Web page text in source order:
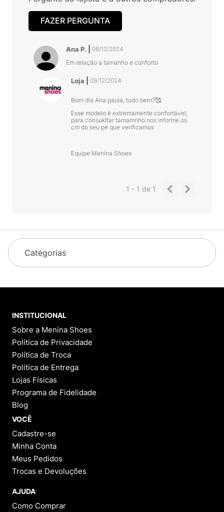
FAZER PERGUNTA
Ana P.
08/12/2024
Em relação a tamanho e conforto
Loja 09/12/2024
Bom dia Ana paula, tudo bem?🥰
Esse modelo é extremamente confortável,
para consukltar tamamnho nos informe os
cm do seu pé que verificamos
Equipe Menina Shoes
1 - 1de 1
Categorias
INSTITUCIONAL
Sobre a Menina Shoes
Política de Privacidade
Política de Troca
Política de Entrega
Lojas Físicas
Programa de Fidelidade
Blog
VOCÊ
Cadastre-se
Minha Conta
Meus Pedidos
Trocas e Devoluções
AJUDA
Como Comprar